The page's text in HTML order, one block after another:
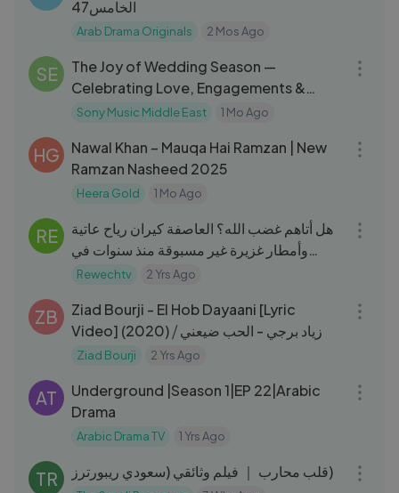
الخامس47
Arab Drama Originals 2 Mos Ago
SE
The Joy of Wedding Season —
Celebrating Love, Engagements &
Family | بداية موسم الأفراح
Sony Music Middle East 1 Mo Ago
HG
Nawal Khan – Mauqa Hai Ramzan | New
Ramzan Nasheed 2025
Heera Gold 1 Mo Ago
RE
هل أتاهم غضب الله؟ العاصفة كيران رياح عاتية
وأمطار غزيرة غير مسبوقة منذ سنوات في
فرنسا وبريطانيا
Rewechtv 2 Yrs Ago
ZB
Ziad Bourji - El Hob Dayaani [Lyric
Video] (2020) ⧸ زياد برجي - الحب ضيعني
Ziad Bourji 2 Yrs Ago
AT
Underground |Season 1|EP 22|Arabic
Drama
Arabic Drama TV 1 Yrs Ago
TR قلب محارب ｜ فيلم وثائقي (سعودي ريبورترز)